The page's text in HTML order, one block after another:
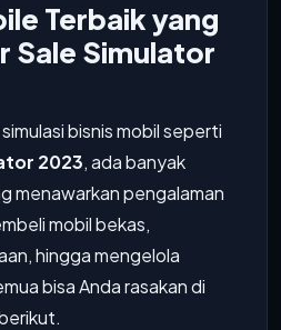
Terbaik yang
Sale Simulator
bisnis mobil seperti
2023, ada banyak
menawarkan pengalaman
mobil bekas,
hingga mengelola
bisa Anda rasakan di